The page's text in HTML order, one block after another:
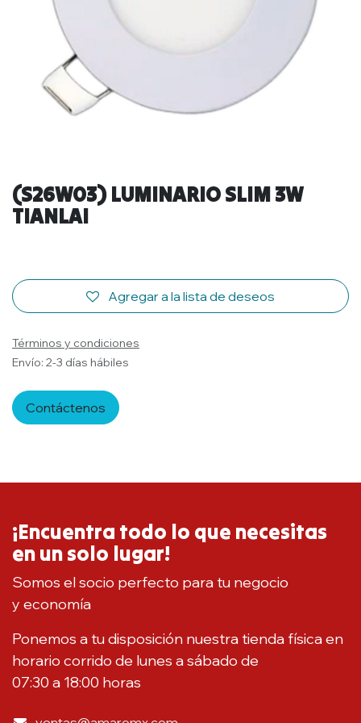
(S26W03) LUMINARIO SLIM 3W
TIANLAI
Agregar a la lista de deseos
Términos y condiciones
Envío: 2-3 días hábiles
Contáctenos
¡Encuentra todo lo que necesitas
en un solo lugar!
Somos el socio perfecto para tu negocio
y economía
Ponemos a tu disposición nuestra tienda física en
horario corrido de lunes a sábado de
07:30 a 18:00 horas